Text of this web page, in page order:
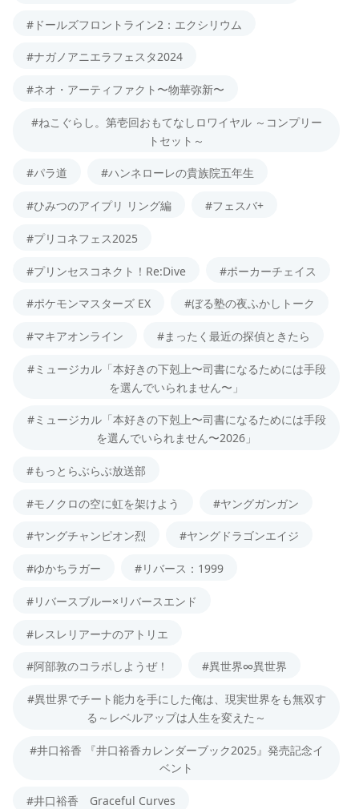
#ドールズフロントライン2：エクシリウム
#ナガノアニエラフェスタ2024
#ネオ・アーティファクト〜物華弥新〜
#ねこぐらし。第壱回おもてなしロワイヤル ～コンプリー
トセット～
#パラ道 #ハンネローレの貴族院五年生
#ひみつのアイプリ リング編 #フェスバ+
#プリコネフェス2025
#プリンセスコネクト！Re:Dive #ポーカーチェイス
#ポケモンマスターズ EX #ぼる塾の夜ふかしトーク
#マキアオンライン #まったく最近の探偵ときたら
#ミュージカル「本好きの下剋上〜司書になるためには手段
を選んでいられません〜」
#ミュージカル「本好きの下剋上〜司書になるためには手段
を選んでいられません〜2026」
#もっとらぶらぶ放送部
#モノクロの空に虹を架けよう #ヤングガンガン
#ヤングチャンピオン烈 #ヤングドラゴンエイジ
#ゆかちラガー #リバース：1999
#リバースブルー×リバースエンド
#レスレリアーナのアトリエ
#阿部敦のコラボしようぜ！ #異世界∞異世界
#異世界でチート能力を手にした俺は、現実世界をも無双す
る～レベルアップは人生を変えた～
#井口裕香 『井口裕香カレンダーブック2025』発売記念イ
ベント
#井口裕香 Graceful Curves